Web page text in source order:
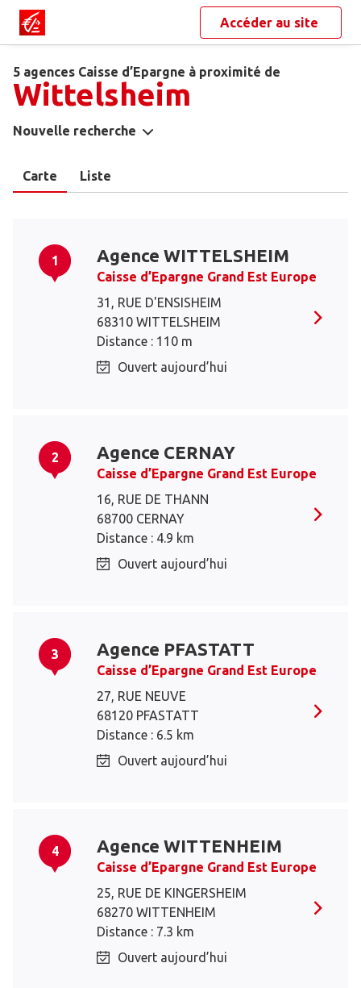
Accéder au site
5 agences Caisse d’Epargne à proximité de
Wittelsheim
Nouvelle recherche
Carte Liste
1 Agence WITTELSHEIM
Caisse d’Epargne Grand Est Europe
31, RUE D'ENSISHEIM
68310 WITTELSHEIM
Distance : 110 m
Ouvert aujourd’hui
2 Agence CERNAY
Caisse d’Epargne Grand Est Europe
16, RUE DE THANN
68700 CERNAY
Distance : 4.9 km
Ouvert aujourd’hui
3 Agence PFASTATT
Caisse d’Epargne Grand Est Europe
27, RUE NEUVE
68120 PFASTATT
Distance : 6.5 km
Ouvert aujourd’hui
4 Agence WITTENHEIM
Caisse d’Epargne Grand Est Europe
25, RUE DE KINGERSHEIM
68270 WITTENHEIM
Distance : 7.3 km
Ouvert aujourd’hui